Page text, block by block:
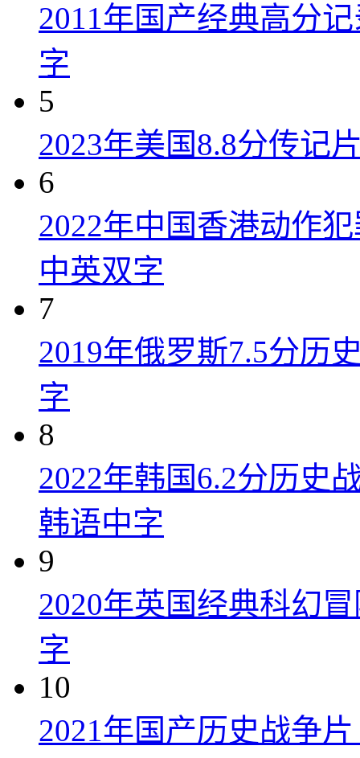
2011年国产经典高分
字
5
2023年美国8.8分传记
6
2022年中国香港动作
中英双字
7
2019年俄罗斯7.5分历
字
8
2022年韩国6.2分历史
韩语中字
9
2020年英国经典科幻
字
10
2021年国产历史战争